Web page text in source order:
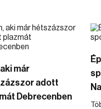
már
adott
Debrecenben